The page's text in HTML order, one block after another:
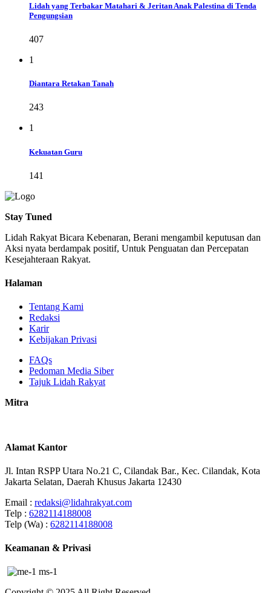
Lidah yang Terbakar Matahari & Jeritan Anak Palestina di Tenda
Pengungsian
407
1
Diantara Retakan Tanah
243
1
Kekuatan Guru
141
Stay Tuned
Lidah Rakyat Bicara Kebenaran, Berani mengambil keputusan dan
Aksi nyata berdampak positif, Untuk Penguatan dan Percepatan
Kesejahteraan Rakyat.
Halaman
Tentang Kami
Redaksi
Karir
Kebijakan Privasi
FAQs
Pedoman Media Siber
Tajuk Lidah Rakyat
Mitra
Alamat Kantor
Jl. Intan RSPP Utara No.21 C, Cilandak Bar., Kec. Cilandak, Kota
Jakarta Selatan, Daerah Khusus Jakarta 12430
Email : redaksi@lidahrakyat.com
Telp : 6282114188008
Telp (Wa) : 6282114188008
Keamanan & Privasi